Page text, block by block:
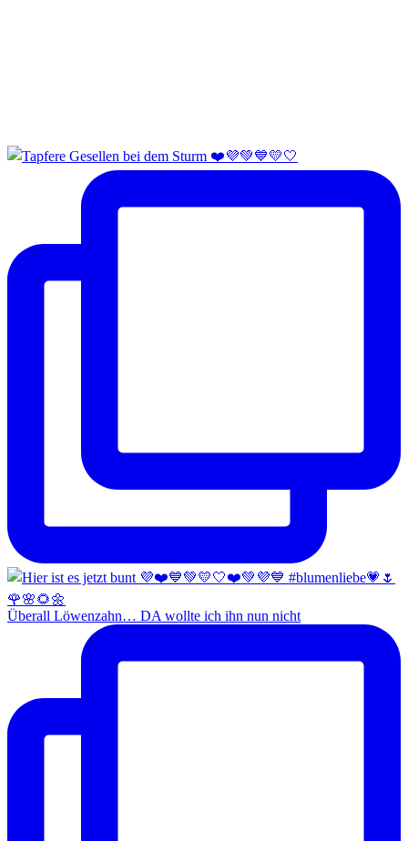
Überall Löwenzahn… DA wollte ich ihn nun nicht